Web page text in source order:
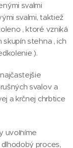
svalmi
svalmi, taktiež
, ktoré vzniká
stehna , ich
).
svalov a
a krčnej chrbtice
uvoľníme
proces,